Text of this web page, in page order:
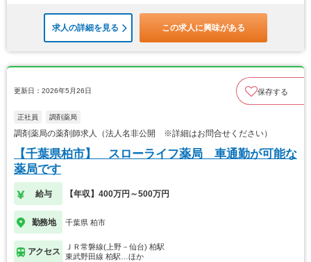
求人の詳細を見る この求人に興味がある
更新日：2026年5月26日 保存する
正社員 調剤薬局
調剤薬局の薬剤師求人（法人名非公開 ※詳細はお問合せください）
【千葉県柏市】 スローライフ薬局 車通勤が可能な
薬局です
給与 【年収】400万円～500万円
勤務地 千葉県 柏市
アクセス
ＪＲ常磐線(上野－仙台) 柏駅
東武野田線 柏駅…ほか